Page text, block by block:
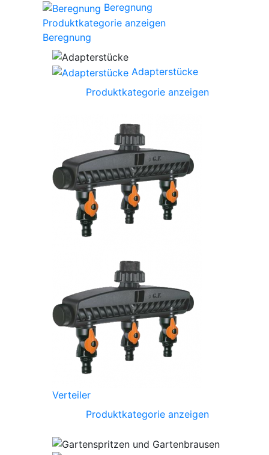
Beregnung
Produktkategorie anzeigen
Beregnung
Adapterstücke
Produktkategorie anzeigen
Verteiler
Produktkategorie anzeigen